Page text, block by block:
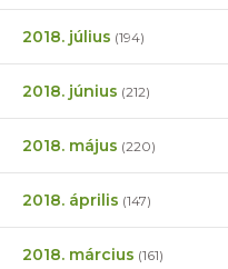
2018. július (194)
2018. június (212)
2018. május (220)
2018. április (147)
2018. március (161)